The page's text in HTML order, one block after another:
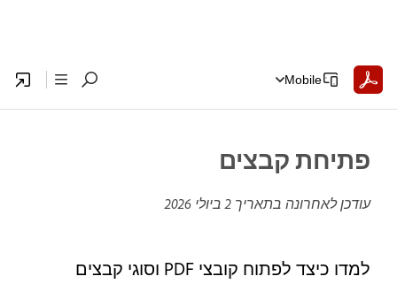
Mobile
פתיחת קבצים
עודכן לאחרונה בתאריך 2 ביולי 2026
למדו כיצד לפתוח קובצי PDF וסוגי קבצים